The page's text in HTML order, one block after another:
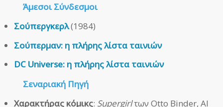
ΆμεσοιΣύνδεσμοι
Σούπεργκερλ(1984)
Σούπερμαν: η πλήρης λίστα ταινιών
DC Universe: η πλήρης λίστα ταινιών
Σεναριακή Πηγή
Χαρακτήρας κόμικς: Supergirlτων Otto Binder, Al